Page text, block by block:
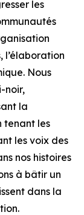
les
l’élaboration
Nous
noir,
la
tenant les
les voix des
nos histoires
à bâtir un
dans la